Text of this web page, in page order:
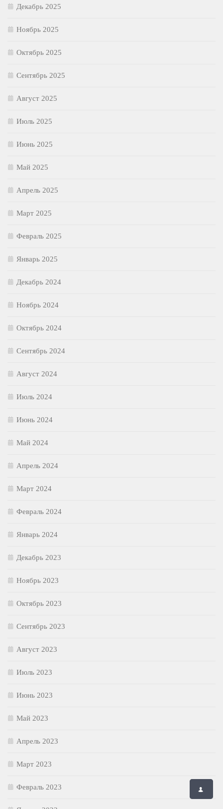
Декабрь 2025
Ноябрь 2025
Октябрь 2025
Сентябрь 2025
Август 2025
Июль 2025
Июнь 2025
Май 2025
Апрель 2025
Март 2025
Февраль 2025
Январь 2025
Декабрь 2024
Ноябрь 2024
Октябрь 2024
Сентябрь 2024
Август 2024
Июль 2024
Июнь 2024
Май 2024
Апрель 2024
Март 2024
Февраль 2024
Январь 2024
Декабрь 2023
Ноябрь 2023
Октябрь 2023
Сентябрь 2023
Август 2023
Июль 2023
Июнь 2023
Май 2023
Апрель 2023
Март 2023
Февраль 2023